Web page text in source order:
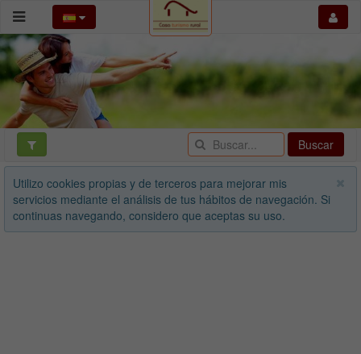
Buscar
Utilizo cookies propias y de terceros para mejorar mis
servicios mediante el análisis de tus hábitos de navegación. Si
continuas navegando, considero que aceptas su uso.